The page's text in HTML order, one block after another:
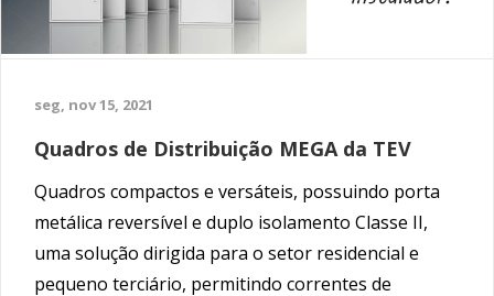
seg, nov 15, 2021
Quadros de Distribuição MEGA da TEV
Quadros compactos e versáteis, possuindo porta
metálica reversível e duplo isolamento Classe II,
uma solução dirigida para o setor residencial e
pequeno terciário, permitindo correntes de